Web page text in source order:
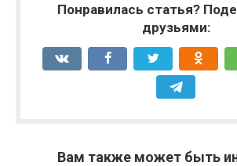
Понравилась статья?
друзьями:
Вам также может быть